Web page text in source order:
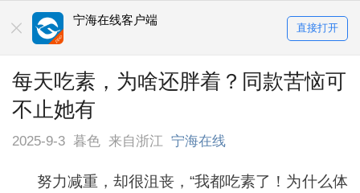
宁海在线客户端
直接打开
每天吃素，为啥还胖着？同款苦恼可
不止她有
2025-9-3 暮色 来自浙江 宁海在线
努力减重，却很沮丧，“我都吃素了！为什么体